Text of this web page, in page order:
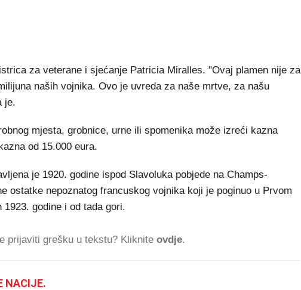
za veterane i sjećanje Patricia Miralles. "Ovaj plamen nije za
naših vojnika. Ovo je uvreda za naše mrtve, za našu
je.
mjesta, grobnice, urne ili spomenika može izreći kazna
od 15.000 eura.
je 1920. godine ispod Slavoluka pobjede na Champs-
ostatke nepoznatog francuskog vojnika koji je poginuo u Prvom
godine i od tada gori.
prijaviti grešku u tekstu? Kliknite ovdje.
NACIJE.